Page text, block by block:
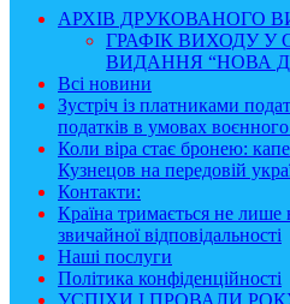
АРХІВ ДРУКОВАНОГО
ГРАФІК ВИХОДУ У
ВИДАННЯ “НОВА
Всі новини
Зустріч із платниками
податків в умовах
Коли віра стає бронею:
Кузнецов на передовій
Контакти:
Країна тримається не лише
звичайної відповідальності
Наші послуги
Політика конфіденційності
УСПІХИ І ПРОВАЛИ